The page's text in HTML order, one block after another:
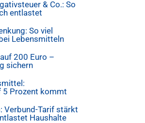
& Co.: So
entlastet
So viel
Lebensmitteln
200 Euro –
sichern
5 Prozent kommt
Verbund-Tarif stärkt
Haushalte